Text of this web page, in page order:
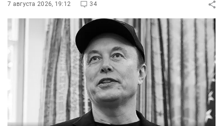
7 августа 2026, 19:12 34